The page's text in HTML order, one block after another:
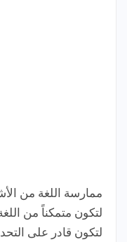
ممارسة اللغة من
لتكون متمكناً من
لتكون قادر على